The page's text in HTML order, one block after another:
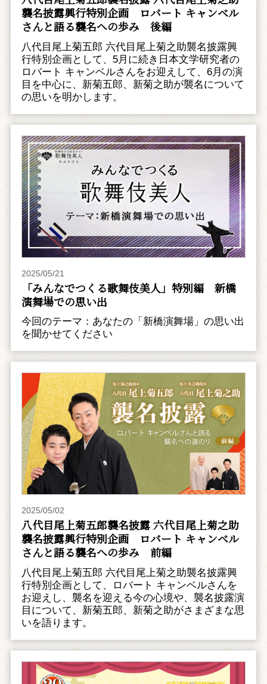
襲名披露興行特別企画 ――ロバート キャンベル
さんと語る襲名への歩み 後編
八代目尾上菊五郎 六代目尾上菊之助襲名披露興
行特別企画として、5月に続き日本文学研究者の
ロバート キャンベルさんをお迎えして、6月の演
目を中心に、新菊五郎、新菊之助が襲名について
の思いを明かします。
2025/05/21
「みんなでつくる歌舞伎美人」特別編 新橋
演舞場での思い出
今回のテーマ：あなたの「新橋演舞場」の思い出
を聞かせてください
2025/05/02
八代目尾上菊五郎襲名披露 六代目尾上菊之助
襲名披露興行特別企画 ――ロバート キャンベル
さんと語る襲名への歩み 前編
八代目尾上菊五郎 六代目尾上菊之助襲名披露興
行特別企画として、ロバート キャンベルさんを
お迎えし、襲名を迎える今の心境や、襲名披露演
目について、新菊五郎、新菊之助がさまざまな思
いを語ります。